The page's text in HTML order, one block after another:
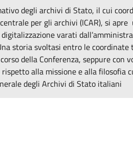
degli archivi di Stato, il cui
per gli archivi (ICAR), si
varati
storia svoltasi entro le coordinate
della Conferenza, seppure con
alla missione e alla filosofia
degli Archivi di Stato italiani